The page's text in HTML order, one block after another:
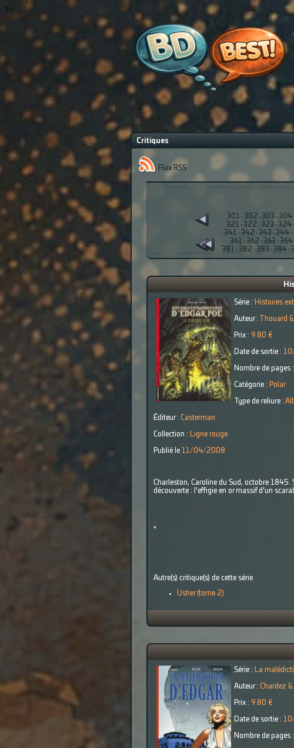
?>
Critiques
Flux RSS
301 · 302 · 303 · 304
321
· 322 · 323 · 324 ·
341
· 342 · 343 · 344 ·
361
· 362 · 363 · 364
381
· 382 · 383 · 384 ·
Série : Histoires
Auteur : Thouard
Prix : 9.80 €
Date de sortie :
Nombre de pages :
Catégorie : Polar
Type de reliure :
Éditeur : Casterman
Collection : Ligne rouge
Publié le 11/04/2008
Charleston, Caroline du Sud, octobre 1845.
découverte : l'effigie en or massif d'un
*
Autre(s) critique(s) de cette série
Usher (tome 2)
Série : La
Auteur : Chardez
Prix : 9.80 €
Date de sortie :
Nombre de pages :